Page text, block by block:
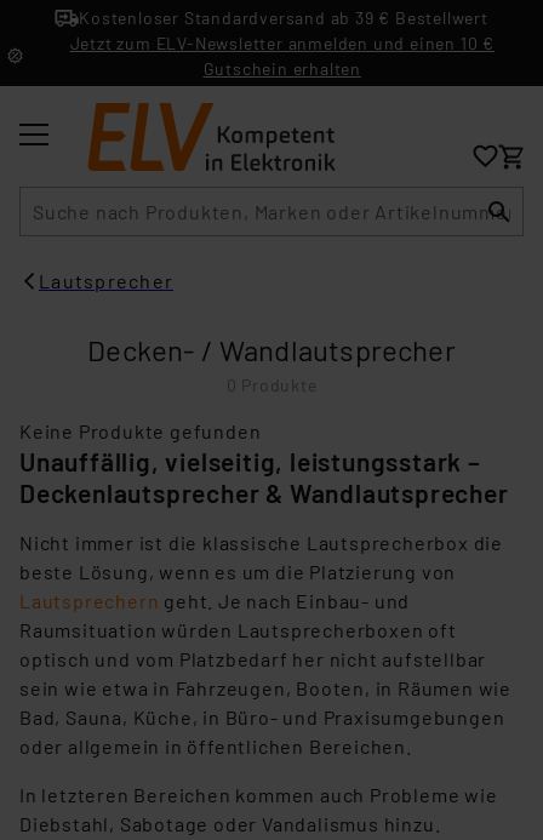
Kostenloser Standardversand ab 39 € Bestellwert
Jetzt zum ELV-Newsletter anmelden und einen 10 €
Gutschein erhalten
Lautsprecher
Decken- / Wandlautsprecher
0 Produkte
Keine Produkte gefunden
Unauffällig, vielseitig, leistungsstark –
Deckenlautsprecher & Wandlautsprecher
Nicht immer ist die klassische Lautsprecherbox die
beste Lösung, wenn es um die Platzierung von
Lautsprechern geht. Je nach Einbau- und
Raumsituation würden Lautsprecherboxen oft
optisch und vom Platzbedarf her nicht aufstellbar
sein wie etwa in Fahrzeugen, Booten, in Räumen wie
Bad, Sauna, Küche, in Büro- und Praxisumgebungen
oder allgemein in öffentlichen Bereichen.
In letzteren Bereichen kommen auch Probleme wie
Diebstahl, Sabotage oder Vandalismus hinzu.